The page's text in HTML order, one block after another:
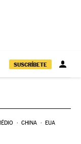
SUSCRÍBETE
CHINA EUA